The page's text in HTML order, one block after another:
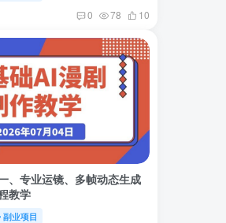
0 78 10
、专业运镜、多帧动态生成
教学
副业项目